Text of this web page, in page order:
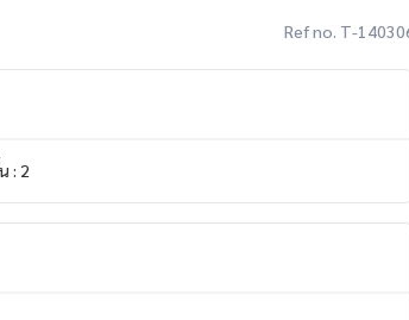
Ref no. T-
: 2